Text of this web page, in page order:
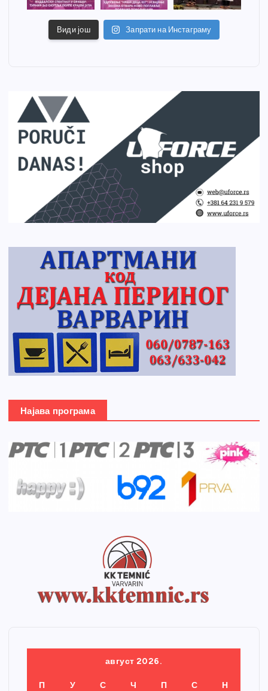
Види још Запрати на Инстаграму
Најава програма
август 2026.
П У С Ч П С Н